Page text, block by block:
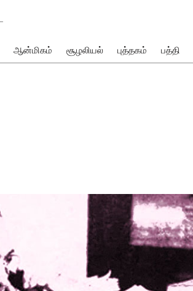
ஆன்மிகம் சூழலியல் புத்தகம் பத்தி